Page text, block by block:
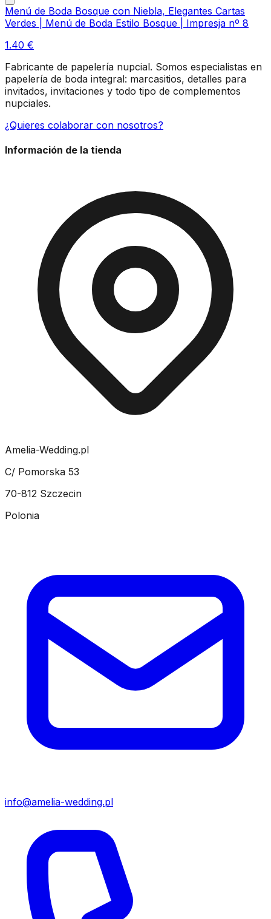
Menú de Boda Bosque con Niebla, Elegantes Cartas
Verdes | Menú de Boda Estilo Bosque | Impresja nº 8
1.40 €
Fabricante de papelería nupcial. Somos especialistas en
papelería de boda integral: marcasitios, detalles para
invitados, invitaciones y todo tipo de complementos
nupciales.
¿Quieres colaborar con nosotros?
Información de la tienda
Amelia-Wedding.pl
C/ Pomorska 53
70-812 Szczecin
Polonia
info@amelia-wedding.pl